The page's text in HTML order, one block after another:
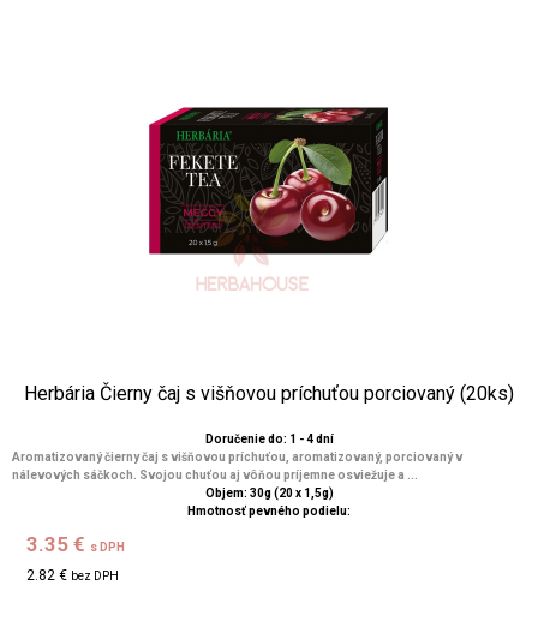
Herbária Čierny čaj s višňovou príchuťou porciovaný (20ks)
Doručenie do: 1 - 4 dní
Aromatizovaný čierny čaj s višňovou príchuťou, aromatizovaný, porciovaný v
nálevových sáčkoch. Svojou chuťou aj vôňou príjemne osviežuje a ...
Objem: 30g (20 x 1,5g)
Hmotnosť pevného podielu:
3.35 € s DPH
2.82 € bez DPH